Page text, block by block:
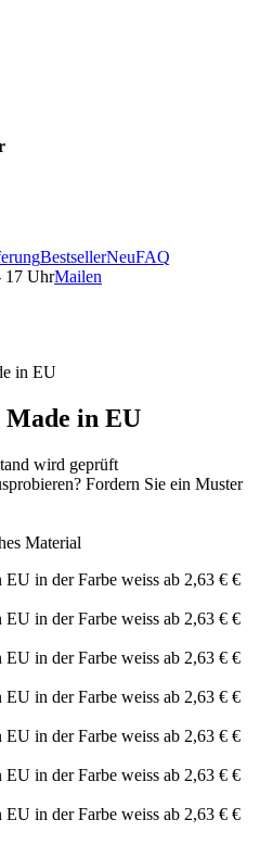
BestsellerNeuFAQ
17 UhrMailen
in EU
in EU
wird geprüft
Fordern Sie ein Muster
Material